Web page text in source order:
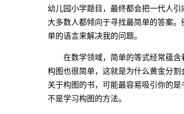
幼儿园小学题目，最终都会把一代人
大多数人都倾向于寻找最简单的答案
单的语言来解决我的问题。
在数学领域，简单的等式经常蕴
构图也很简单，这就是为什么黄金分
关于构图的书，可能最容易吸引你的
不是学习构图的方法。